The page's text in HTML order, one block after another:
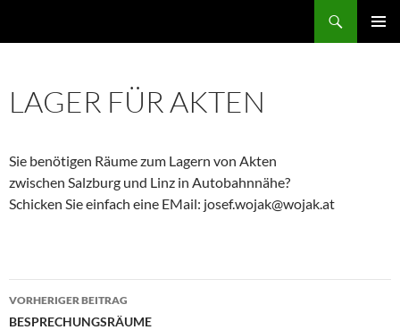
LAGER FÜR AKTEN
Sie benötigen Räume zum Lagern von Akten
zwischen Salzburg und Linz in Autobahnnähe?
Schicken Sie einfach eine EMail: josef.wojak@wojak.at
Beitragsnavigation
VORHERIGER BEITRAG
BESPRECHUNGSRÄUME